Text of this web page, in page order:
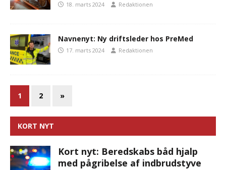
18. marts 2024 Redaktionen
Navnenyt: Ny driftsleder hos PreMed
17. marts 2024 Redaktionen
1 2 »
KORT NYT
Kort nyt: Beredskabs båd hjalp
med pågribelse af indbrudstyve